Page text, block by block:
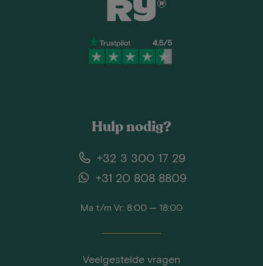
Hulp nodig?
+32 3 300 17 29
+31 20 808 8809
Ma t/m Vr: 8:00 — 18:00
Veelgestelde vragen